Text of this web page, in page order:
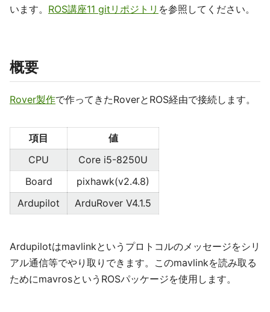
います。 ROS講座11 gitリポジトリ を参照してください。
概要
Rover製作で作ってきたRoverとROS経由で接続します。
項目
値
CPU
Core i5-8250U
Board
pixhawk(v2.4.8)
Ardupilot
ArduRover V4.1.5
Ardupilotはmavlinkというプロトコルのメッセージをシリ
アル通信等でやり取りできます。このmavlinkを読み取る
ためにmavrosというROSパッケージを使用します。